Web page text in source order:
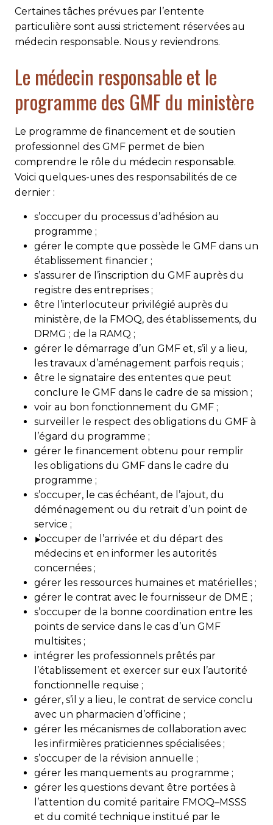
Certaines tâches prévues par l’entente
particulière sont aussi strictement réservées au
médecin responsa­ble. Nous y reviendrons.
Le médecin responsable et le
programme des GMF du ministère
Le programme de financement et de soutien
professionnel des GMF permet de bien
comprendre le rôle du médecin responsable.
Voici quelques-unes des responsabilités de ce
dernier :
s’occuper du processus d’adhésion au
programme ;
gérer le compte que possède le GMF dans un
établissement financier ;
s’assurer de l’inscription du GMF auprès du
registre des entreprises ;
être l’interlocuteur privilégié auprès du
ministère, de la FMOQ, des établissements, du
DRMG ; de la RAMQ ;
gérer le démarrage d’un GMF et, s’il y a lieu,
les travaux d’aménagement parfois requis ;
être le signataire des ententes que peut
conclure le GMF dans le cadre de sa mission ;
voir au bon fonctionnement du GMF ;
surveiller le respect des obligations du GMF à
l’égard du programme ;
gérer le financement obtenu pour remplir
les obligations du GMF dans le cadre du
programme ;
s’occuper, le cas échéant, de l’ajout, du
déménagement ou du retrait d’un point de
service ;
’occuper de l’arrivée et du départ des
médecins et en informer les autorités
concernées ;
gérer les ressources humaines et matérielles ;
gérer le contrat avec le fournisseur de DME ;
s’occuper de la bonne coordination entre les
points de service dans le cas d’un GMF
multisites ;
intégrer les professionnels prêtés par
l’établissement et exercer sur eux l’autorité
fonctionnelle requise ;
gérer, s’il y a lieu, le contrat de service conclu
avec un pharmacien d’officine ;
gérer les mécanismes de collaboration avec
les infirmières praticiennes spécialisées ;
s’occuper de la révision annuelle ;
gérer les manquements au programme ;
gérer les questions devant être portées à
l’attention du comité paritaire FMOQ–MSSS
et du comité technique institué par le